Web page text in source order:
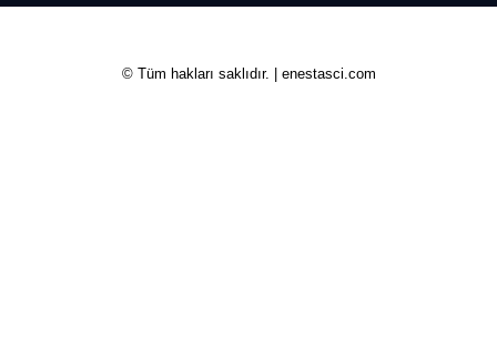
© Tüm hakları saklıdır. | enestasci.com